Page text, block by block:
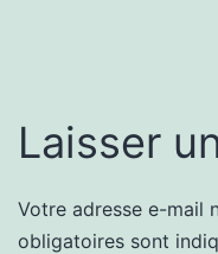
Laisser
Votre adresse e-mail
obligatoires sont